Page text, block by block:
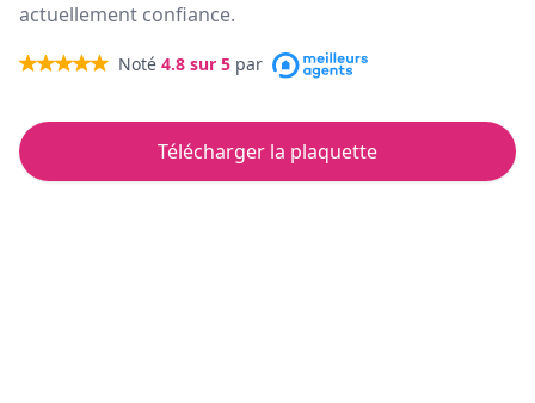
actuellement confiance.
Noté 4.8 sur 5 par
Télécharger la plaquette